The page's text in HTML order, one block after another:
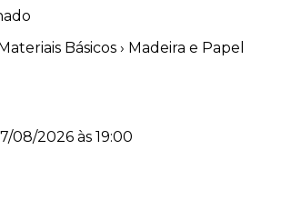
Básicos › Madeira e Papel
08/2026 às 19:00